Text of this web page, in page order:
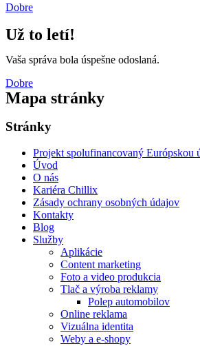
Dobre
Už to letí!
Vaša správa bola úspešne odoslaná.
Dobre
Mapa stránky
Stránky
Projekt spolufinancovaný Európskou
Úvod
O nás
Kariéra Chillix
Zásady ochrany osobných údajov
Kontakty
Blog
Služby
Aplikácie
Content marketing
Foto a video produkcia
Tlač a výroba reklamy
Polep automobilov
Online reklama
Vizuálna identita
Weby a e-shopy